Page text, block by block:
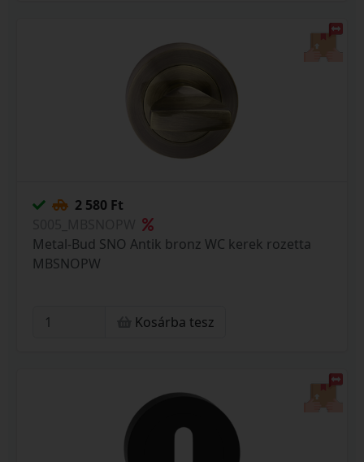
2 580 Ft
Metal-Bud SNO Antik bronz WC kerek rozetta
MBSNOPW
Kosárba tesz